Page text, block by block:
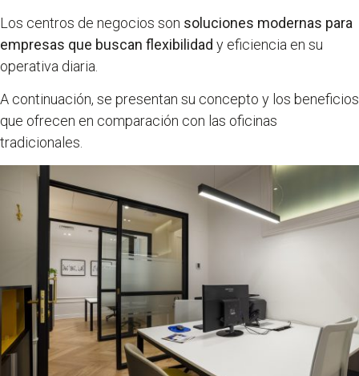
Los centros de negocios son soluciones modernas para
empresas que buscan flexibilidad y eficiencia en su
operativa diaria.
A continuación, se presentan su concepto y los beneficios
que ofrecen en comparación con las oficinas
tradicionales.